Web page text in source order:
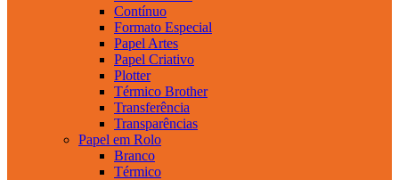
Contínuo
Formato Especial
Papel Artes
Papel Criativo
Plotter
Térmico Brother
Transferência
Transparências
Papel em Rolo
Branco
Térmico